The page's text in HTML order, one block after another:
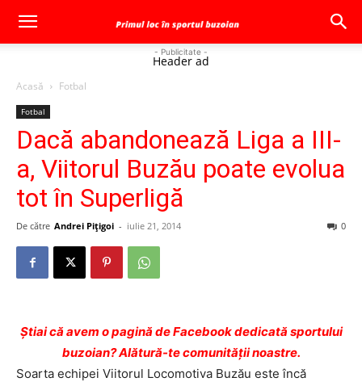
- Publicitate -
Header ad
Acasă Fotbal
Fotbal
Dacă abandonează Liga a III-
a, Viitorul Buzău poate evolua
tot în Superligă
De către Andrei Pițigoi - iulie 21, 2014 0
Ştiai că avem o pagină de Facebook dedicată sportului
buzoian? Alătură-te comunității noastre.
Soarta echipei Viitorul Locomotiva Buzău este încă